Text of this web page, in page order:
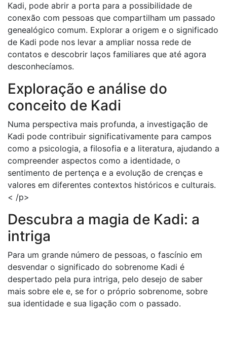
Kadi, pode abrir a porta para a possibilidade de
conexão com pessoas que compartilham um passado
genealógico comum. Explorar a origem e o significado
de Kadi pode nos levar a ampliar nossa rede de
contatos e descobrir laços familiares que até agora
desconhecíamos.
Exploração e análise do
conceito de Kadi
Numa perspectiva mais profunda, a investigação de
Kadi pode contribuir significativamente para campos
como a psicologia, a filosofia e a literatura, ajudando a
compreender aspectos como a identidade, o
sentimento de pertença e a evolução de crenças e
valores em diferentes contextos históricos e culturais.
< /p>
Descubra a magia de Kadi: a
intriga
Para um grande número de pessoas, o fascínio em
desvendar o significado do sobrenome Kadi é
despertado pela pura intriga, pelo desejo de saber
mais sobre ele e, se for o próprio sobrenome, sobre
sua identidade e sua ligação com o passado.